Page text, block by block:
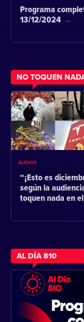
Programa
13/12/2024
NO TOQUEN
AUDIOS
“¡Esto es
según la
toquen nada en
AL DÍA 810